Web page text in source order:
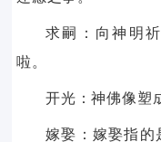
求嗣：向神明
啦。
开光：神佛像塑
嫁娶：嫁娶指的